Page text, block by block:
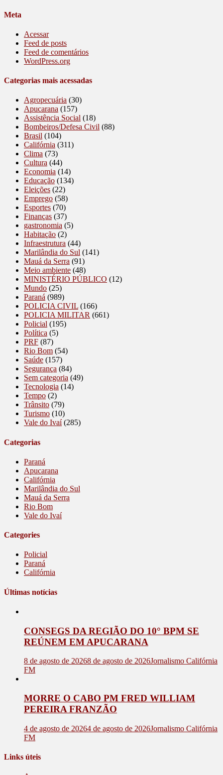
Meta
Acessar
Feed de posts
Feed de comentários
WordPress.org
Categorias mais acessadas
Agropecuária (30)
Apucarana (157)
Assistência Social (18)
Bombeiros/Defesa Civil (88)
Brasil (104)
Califórnia (311)
Clima (73)
Cultura (44)
Economia (14)
Educação (134)
Eleições (22)
Emprego (58)
Esportes (70)
Finanças (37)
gastronomia (5)
Habitação (2)
Infraestrutura (44)
Marilândia do Sul (141)
Mauá da Serra (91)
Meio ambiente (48)
MINISTÉRIO PÚBLICO (12)
Mundo (25)
Paraná (989)
POLICIA CIVIL (166)
POLICIA MILITAR (661)
Policial (195)
Política (5)
PRF (87)
Rio Bom (54)
Saúde (157)
Segurança (84)
Sem categoria (49)
Tecnologia (14)
Tempo (2)
Trânsito (79)
Turismo (10)
Vale do Ivaí(285)
Categorias
Paraná
Apucarana
Califórnia
Marilândia do Sul
Mauá da Serra
Rio Bom
Vale do Ivaí
Categories
Policial
Paraná
Califórnia
Últimas notícias
CONSEGS DA REGIÃO DO 10° BPM SE
REÚNEM EM APUCARANA
8 de agosto de 20268 de agosto de 2026Jornalismo Califórnia
FM
MORRE O CABO PM FRED WILLIAM
PEREIRA FRANZÃO
4 de agosto de 20264 de agosto de 2026Jornalismo Califórnia
FM
Links úteis